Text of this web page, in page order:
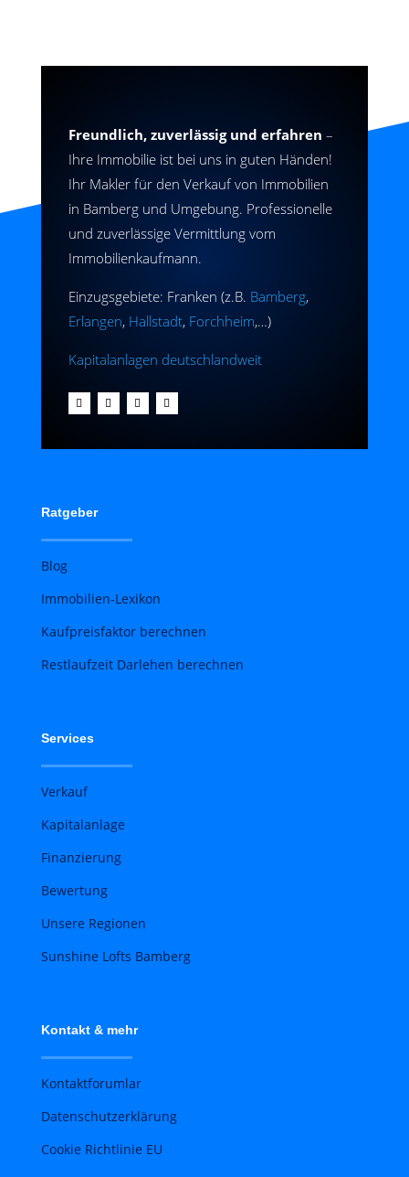
Freundlich, zuverlässig und erfahren –
Ihre Immobilie ist bei uns in guten Händen!
Ihr Makler für den Verkauf von Immobilien
in Bamberg und Umgebung. Professionelle
und zuverlässige Vermittlung vom
Immobilienkaufmann.
Einzugsgebiete: Franken (z.B. Bamberg,
Erlangen, Hallstadt, Forchheim,…)
Kapitalanlagen deutschlandweit
Ratgeber
Blog
Immobilien-Lexikon
Kaufpreisfaktor berechnen
Restlaufzeit Darlehen berechnen
Services
Verkauf
Kapitalanlage
Finanzierung
Bewertung
Unsere Regionen
Sunshine Lofts Bamberg
Kontakt & mehr
Kontaktforumlar
Datenschutzerklärung
Cookie Richtlinie EU